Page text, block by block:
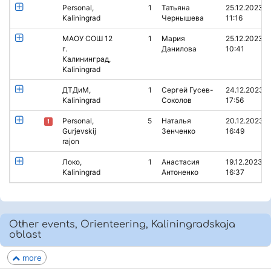
Personal,
Kaliningrad
1
Татьяна
Чернышева
25.12.2023
11:16
МАОУ СОШ 12
г.
Калининград,
Kaliningrad
1
Мария
Данилова
25.12.2023
10:41
ДТДиМ,
Kaliningrad
1
Сергей Гусев-
Соколов
24.12.2023
17:56
Personal,
Gurjevskij
rajon
5
Наталья
Зенченко
20.12.2023
16:49
Локо,
Kaliningrad
1
Анастасия
Антоненко
19.12.2023
16:37
Other events, Orienteering, Kaliningradskaja
oblast
more